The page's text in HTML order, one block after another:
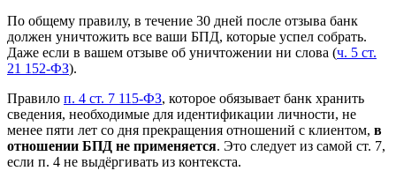
По общему правилу, в течение 30 дней после отзыва банк
должен уничтожить все ваши БПД, которые успел собрать.
Даже если в вашем отзыве об уничтожении ни слова (ч. 5 ст.
21 152-ФЗ).
Правило п. 4 ст. 7 115-ФЗ, которое обязывает банк хранить
сведения, необходимые для идентификации личности, не
менее пяти лет со дня прекращения отношений с клиентом, в
отношении БПД не применяется. Это следует из самой ст. 7,
если п. 4 не выдёргивать из контекста.